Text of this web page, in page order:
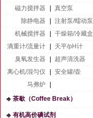
磁力搅拌器
真空泵
除静电器
注射泵/蠕动泵
机械搅拌器
干燥箱/冷藏盒
滴重计/流量计
天平/pH计
臭氧发生器
超声清洗器
离心机/混匀仪
安全罐/壶
马弗炉
茶歇（Coffee Break）
有机高价碘试剂